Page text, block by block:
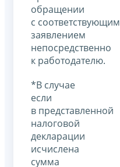
обращении
с соответствующим
заявлением
непосредственно
к работодателю.
*В случае
если
в представленной
налоговой
декларации
исчислена
сумма